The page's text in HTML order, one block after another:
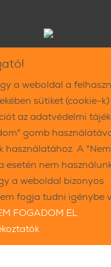
a weboldal a
sütiket (cookie-
az adatvédelmi
gomb
használatához. A
esetén nem
a weboldal bizonyos
fogja tudni igénybe
FOGADOM EL